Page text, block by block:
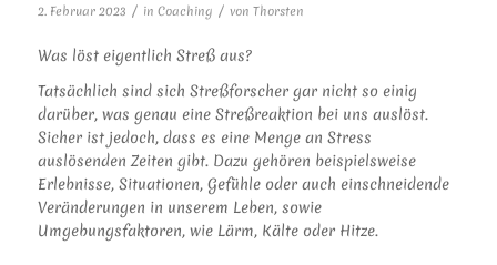
2. Februar 2023 / in Coaching / von Thorsten
Was löst eigentlich Streß aus?
Tatsächlich sind sich Streßforscher gar nicht so einig
darüber, was genau eine Streßreaktion bei uns auslöst.
Sicher ist jedoch, dass es eine Menge an Stress
auslösenden Zeiten gibt. Dazu gehören beispielsweise
Erlebnisse, Situationen, Gefühle oder auch einschneidende
Veränderungen in unserem Leben, sowie
Umgebungsfaktoren, wie Lärm, Kälte oder Hitze.